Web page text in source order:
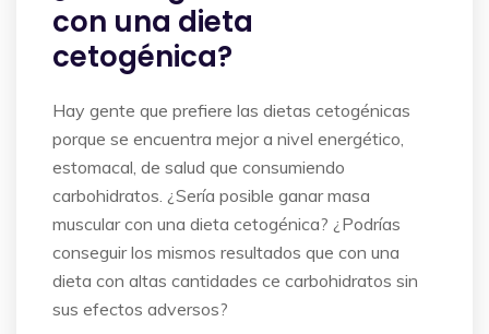
con una dieta
cetogénica?
Hay gente que prefiere las dietas cetogénicas
porque se encuentra mejor a nivel energético,
estomacal, de salud que consumiendo
carbohidratos. ¿Sería posible ganar masa
muscular con una dieta cetogénica? ¿Podrías
conseguir los mismos resultados que con una
dieta con altas cantidades ce carbohidratos sin
sus efectos adversos?​